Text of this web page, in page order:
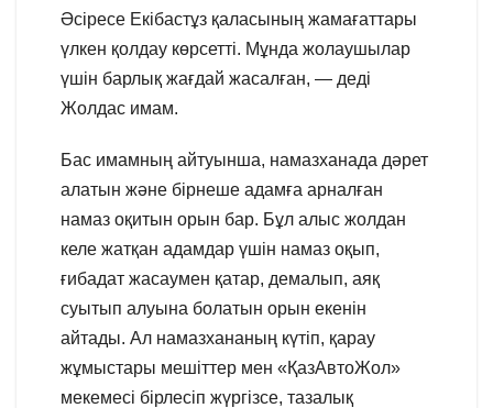
Әсіресе Екібастұз қаласының жамағаттары
үлкен қолдау көрсетті. Мұнда жолаушылар
үшін барлық жағдай жасалған, — деді
Жолдас имам.
Бас имамның айтуынша, намазханада дәрет
алатын және бірнеше адамға арналған
намаз оқитын орын бар. Бұл алыс жолдан
келе жатқан адамдар үшін намаз оқып,
ғибадат жасаумен қатар, демалып, аяқ
суытып алуына болатын орын екенін
айтады. Ал намазхананың күтіп, қарау
жұмыстары мешіттер мен «ҚазАвтоЖол»
мекемесі бірлесіп жүргізсе, тазалық